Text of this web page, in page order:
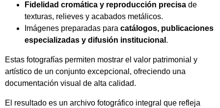
Fidelidad cromática y reproducción precisa de
texturas, relieves y acabados metálicos.
Imágenes preparadas para catálogos, publicaciones
especializadas y difusión institucional .
Estas fotografías permiten mostrar el valor patrimonial y
artístico de un conjunto excepcional, ofreciendo una
documentación visual de alta calidad.
El resultado es un archivo fotográfico integral que refleja